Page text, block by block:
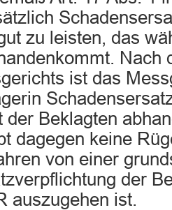
zu leisten, das
Nach
ist das
der Beklagten
dagegen keine
von einer
der
auszugehen ist.